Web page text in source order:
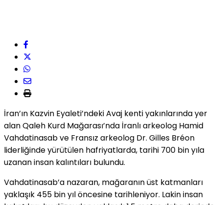
İran’ın Kazvin Eyaleti’ndeki Avaj kenti yakınlarında yer
alan Qaleh Kurd Mağarası’nda İranlı arkeolog Hamid
Vahdatinasab ve Fransız arkeolog Dr. Gilles Bréon
liderliğinde yürütülen hafriyatlarda, tarihi 700 bin yıla
uzanan insan kalıntıları bulundu.
Vahdatinasab’a nazaran, mağaranın üst katmanları
yaklaşık 455 bin yıl öncesine tarihleniyor. Lakin insan